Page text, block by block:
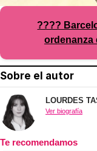
????
ordenanza
Sobre el autor
LOURDES
Ver biografía